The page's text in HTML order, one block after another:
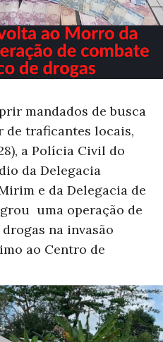
mandados de busca
de traficantes locais,
a Polícia Civil do
da Delegacia
e da Delegacia de
uma operação de
na invasão
ao Centro de